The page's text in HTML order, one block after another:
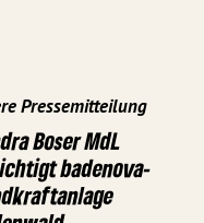
Pressemitteilung
Boser MdL
badenova-